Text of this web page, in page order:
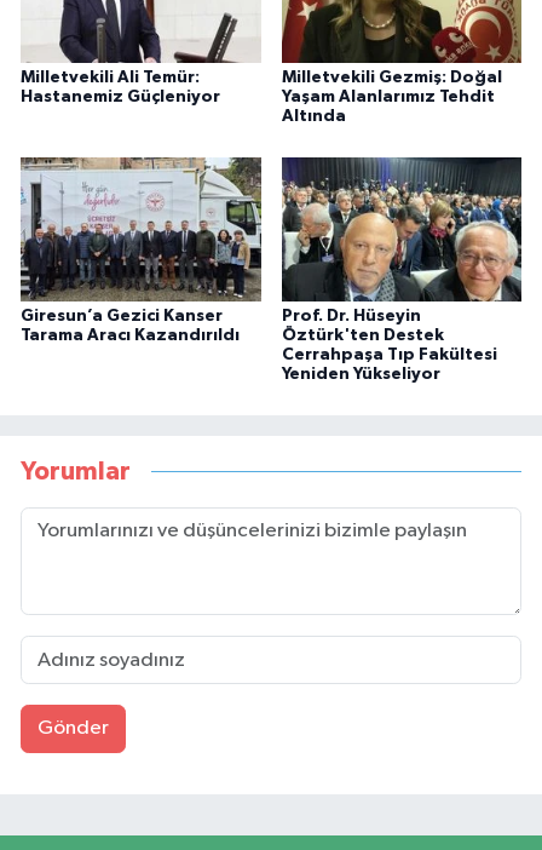
Milletvekili Ali Temür:
Hastanemiz Güçleniyor
Milletvekili Gezmiş: Doğal
Yaşam Alanlarımız Tehdit
Altında
Giresun’a Gezici Kanser
Tarama Aracı Kazandırıldı
Prof. Dr. Hüseyin
Öztürk'ten Destek
Cerrahpaşa Tıp Fakültesi
Yeniden Yükseliyor
Yorumlar
Gönder